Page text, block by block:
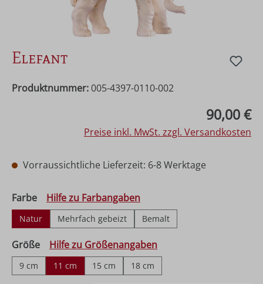
Elefant
Produktnummer: 005-4397-0110-002
90,00 €
Preise inkl. MwSt. zzgl. Versandkosten
Vorraussichtliche Lieferzeit: 6-8 Werktage
Farbeauswählen
Hilfe zu Farbangaben
Natur Mehrfach gebeizt Bemalt
Größeauswählen
Hilfe zu Größenangaben
9 cm 11 cm 15 cm 18 cm